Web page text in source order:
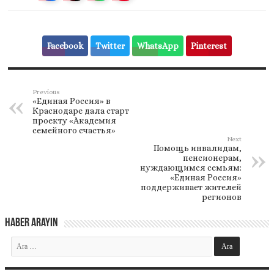
Facebook Twitter WhatsApp Pinterest
Previous
«Единая Россия» в
Краснодаре дала старт
проекту «Академия
семейного счастья»
Next
Помощь инвалидам,
пенсионерам,
нуждающимся семьям:
«Единая Россия»
поддерживает жителей
регионов
Haber Arayın